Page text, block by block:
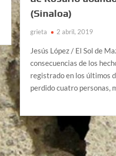
(Sinaloa)
grieta 2 abril, 2019
Jesús López / El Sol de
consecuencias de los
registrado en los últimos
perdido cuatro personas,